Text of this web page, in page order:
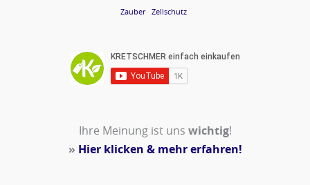
Zauber Zellschutz
Ihre Meinung ist uns wichtig!
» Hier klicken & mehr erfahren!